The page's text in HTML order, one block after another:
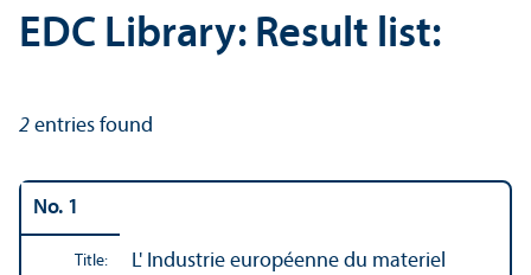
EDC Library: Result list:
2 entries found
No. 1
Title:
L' Industrie européenne du materiel